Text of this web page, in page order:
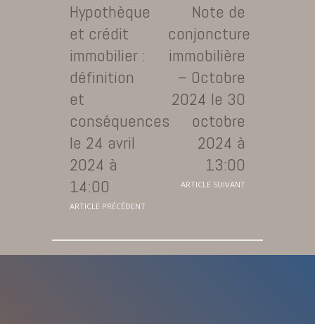
Hypothèque
et crédit
immobilier :
définition
et
conséquences
le 24 avril
2024 à
14:00
ARTICLE PRÉCÉDENT
Note de
conjoncture
immobilière
– Octobre
2024 le 30
octobre
2024 à
13:00
ARTICLE SUIVANT